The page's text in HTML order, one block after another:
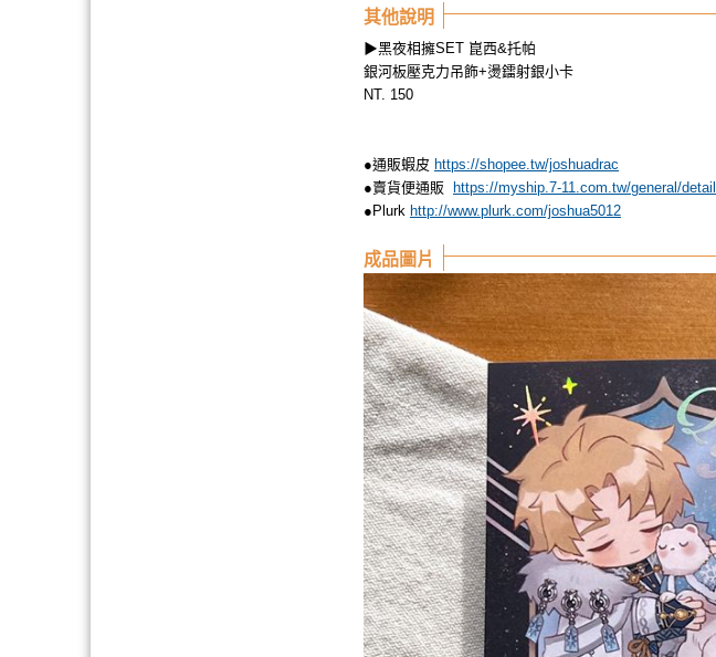
其他說明
▶黑夜相擁SET 崑西&托帕
銀河板壓克力吊飾+燙鐳射銀小卡
NT. 150
●通販蝦皮 https://shopee.tw/joshuadrac
●賣貨便通販 ​
https://myship.7-11.com.tw/general/
●Plurk http://www.plurk.com/joshua5012
成品圖片